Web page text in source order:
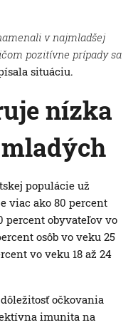
v najmladšej
pozitívne prípady sa
situáciu.
nízka
populácie už
viac ako 80 percent
percent obyvateľov vo
osôb vo veku 25
vo veku 18 až 24
očkovania
imunita na